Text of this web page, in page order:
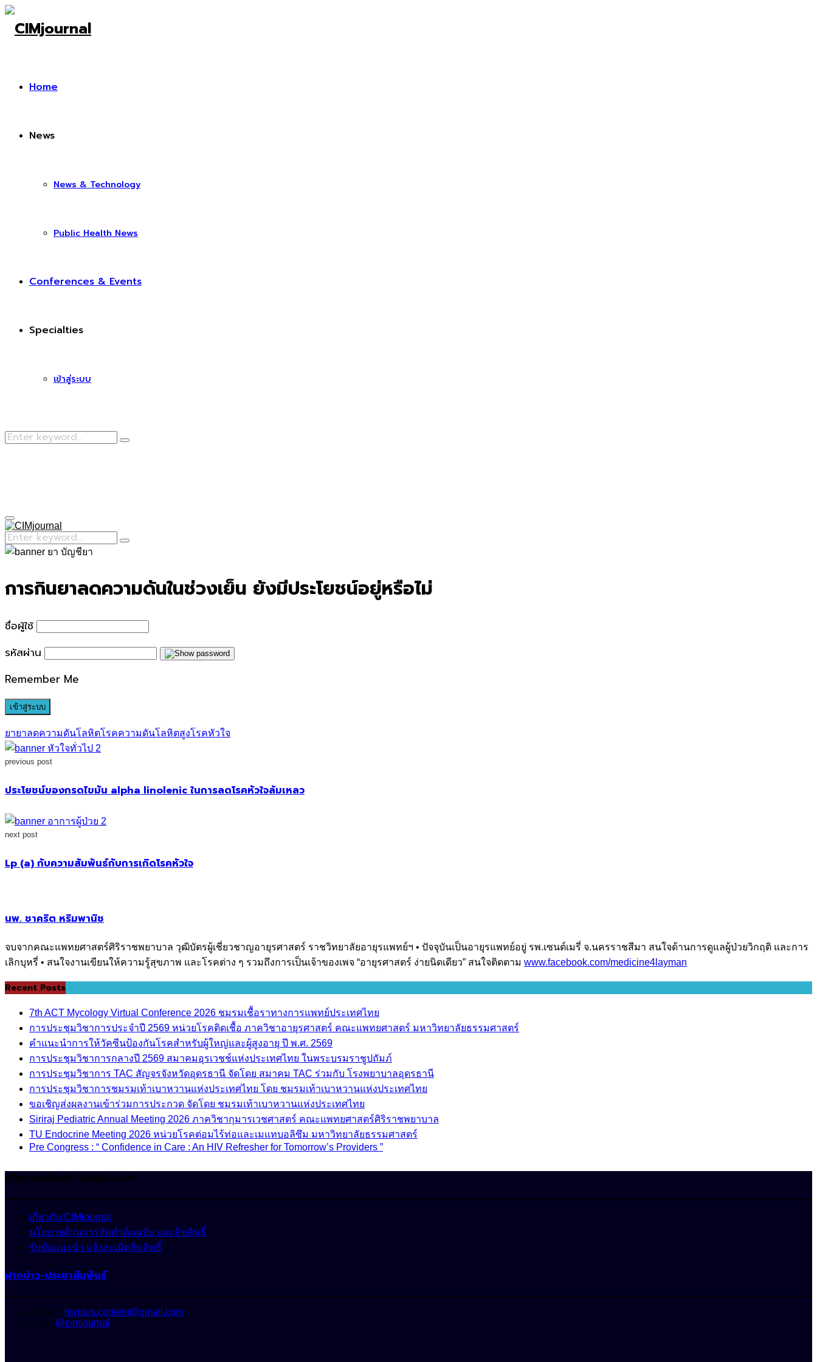
Home
News
News & Technology
Public Health News
Conferences & Events
Specialties
เข้าสู่ระบบ
Search
Search
Primary
Menu
Search
for:
Search
การกินยาลดความดันในช่วงเย็น ยังมีประโยชน์อยู่หรือไม่
ชื่อผู้ใช้
รหัสผ่าน
Remember Me
ยายาลดความดันโลหิตโรคความดันโลหิตสูงโรคหัวใจ
previous post
ประโยชน์ของกรดไขมัน alpha linolenic ในการลดโรคหัวใจล้มเหลว
next post
Lp (a) กับความสัมพันธ์กับการเกิดโรคหัวใจ
นพ. ชาคริต หริมพานิช
จบจากคณะแพทยศาสตร์ศิริราชพยาบาล วุฒิบัตรผู้เชี่ยวชาญอายุรศาสตร์ ราชวิทยาลัยอายุรแพทย์ฯ • ปัจจุบันเป็นอายุรแพทย์อยู่ รพ.เซนต์เมรี่ จ.นครราชสีมา สนใจด้านการดูแลผู้ป่วยวิกฤติ และการ
เลิกบุหรี่ • สนใจงานเขียนให้ความรู้สุขภาพ และโรคต่าง ๆ รวมถึงการเป็นเจ้าของเพจ “อายุรศาสตร์ ง่ายนิดเดียว” สนใจติดตาม www.facebook.com/medicine4layman
Recent Posts
7th ACT Mycology Virtual Conference 2026 ชมรมเชื้อราทางการแพทย์ประเทศไทย
การประชุมวิชาการประจำปี 2569 หน่วยโรคติดเชื้อ ภาควิชาอายุรศาสตร์ คณะแพทยศาสตร์ มหาวิทยาลัยธรรมศาสตร์
คำแนะนำการให้วัคซีนป้องกันโรคสำหรับผู้ใหญ่และผู้สูงอายุ ปี พ.ศ. 2569
การประชุมวิชาการกลางปี 2569 สมาคมอุรเวชช์แห่งประเทศไทย ในพระบรมราชูปถัมภ์
การประชุมวิชาการ TAC สัญจรจังหวัดอุดรธานี จัดโดย สมาคม TAC ร่วมกับ โรงพยาบาลอุดรธานี
การประชุมวิชาการชมรมเท้าเบาหวานแห่งประเทศไทย โดย ชมรมเท้าเบาหวานแห่งประเทศไทย
ขอเชิญส่งผลงานเข้าร่วมการประกวด จัดโดย ชมรมเท้าเบาหวานแห่งประเทศไทย
Siriraj Pediatric Annual Meeting 2026 ภาควิชากุมารเวชศาสตร์ คณะแพทยศาสตร์ศิริราชพยาบาล
TU Endocrine Meeting 2026 หน่วยโรคต่อมไร้ท่อและเมแทบอลิซึม มหาวิทยาลัยธรรมศาสตร์
Pre Congress : “ Confidence in Care : An HIV Refresher for Tomorrow’s Providers ”
นโยบายเกี่ยวกับ CIMjournal
เกี่ยวกับ CIMjournal
นโยบายด้านการจัดทำต้นฉบับ และลิขสิทธิ์
รับข้อแนะนำ แจ้งละเมิดลิขสิทธิ์
ฝากข่าว-ประชาสัมพันธ์
E-mail : hwplus.content@gmail.com
Line : @cimjournal